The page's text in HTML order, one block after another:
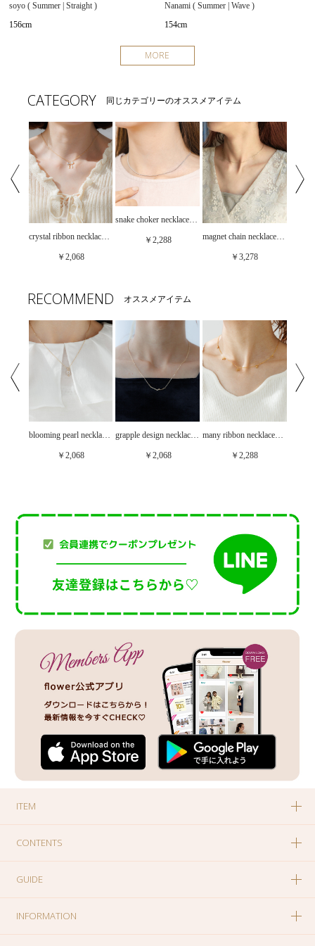
soyo ( Summer | Straight )
156cm
Nanami ( Summer | Wave )
154cm
MORE
CATEGORY 同じカテゴリーのオススメアイテム
crystal ribbon necklace～ｸﾘｽﾀﾙﾘﾎﾞﾝﾈｯｸﾚｽ
￥2,068
snake choker necklace ～ｽﾈｰｸﾁｮｰｶｰﾈｯｸﾚｽ
￥2,288 magnet chain necklace～ﾏｸﾞﾈｯﾄﾁｪｰﾝﾈｯｸﾚｽ
￥3,278
RECOMMEND オススメアイテム
blooming pearl necklace～ﾌﾞﾙｰﾐﾝｸﾞﾊﾟｰﾙﾈｯｸﾚｽ
￥2,068
grapple design necklace～ｸﾞﾗｯﾌﾟﾙﾃﾞｻﾞｲﾝﾈｯｸﾚｽ
￥2,068
many ribbon necklace～ﾒﾆｰﾘﾎﾞﾝﾈｯｸﾚｽ
￥2,288
ITEM
CONTENTS
GUIDE
INFORMATION